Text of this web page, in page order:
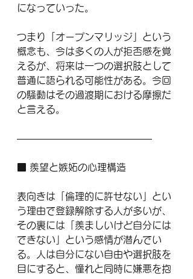
になっていった。
つまり「オープンマリッジ」という
概念も、今は多くの人が拒否感を覚
えるが、将来は一つの選択肢として
普通に語られる可能性がある。今回
の騒動はその過渡期における摩擦だ
と言える。
——————————————
■ 羨望と嫉妬の心理構造
表向きは「倫理的に許せない」とい
う理由で登録解除する人が多いが、
その裏には「羨ましいけど自分には
できない」という感情が潜んでい
る。人は自分にない自由や選択肢を
目にすると、憧れと同時に嫌悪を抱